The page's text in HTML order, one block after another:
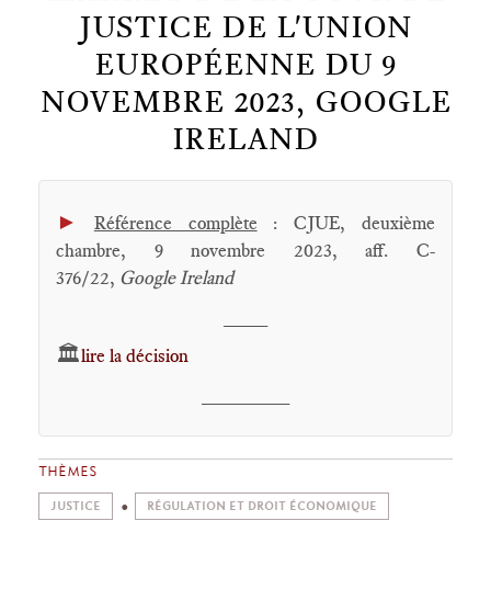
JUSTICE DE L'UNION
EUROPÉENNE DU 9
NOVEMBRE 2023, GOOGLE
IRELAND
► Référence complète : CJUE, deuxième
chambre, 9 novembre 2023, aff. C-
376/22, Google Ireland
🏛️lire la décision
THÈMES
JUSTICE RÉGULATION ET DROIT ÉCONOMIQUE